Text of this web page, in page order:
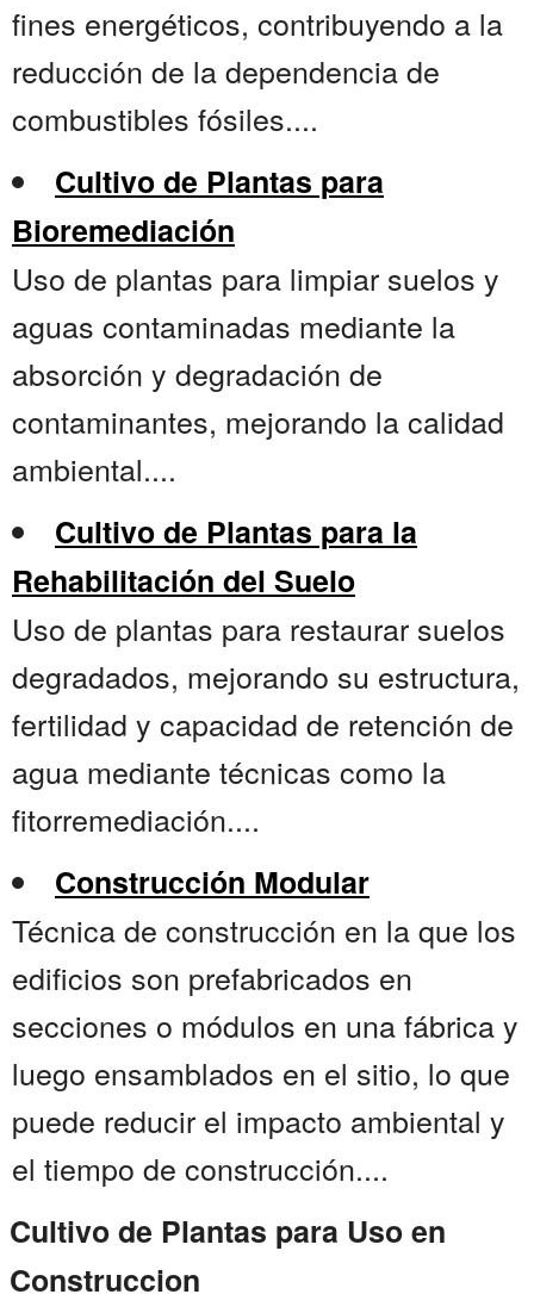
fines energéticos, contribuyendo a la
reducción de la dependencia de
combustibles fósiles....
Cultivo de Plantas para
Bioremediación
Uso de plantas para limpiar suelos y
aguas contaminadas mediante la
absorción y degradación de
contaminantes, mejorando la calidad
ambiental....
Cultivo de Plantas para la
Rehabilitación del Suelo
Uso de plantas para restaurar suelos
degradados, mejorando su estructura,
fertilidad y capacidad de retención de
agua mediante técnicas como la
fitorremediación....
Construcción Modular
Técnica de construcción en la que los
edificios son prefabricados en
secciones o módulos en una fábrica y
luego ensamblados en el sitio, lo que
puede reducir el impacto ambiental y
el tiempo de construcción....
Cultivo de Plantas para Uso en
Construccion